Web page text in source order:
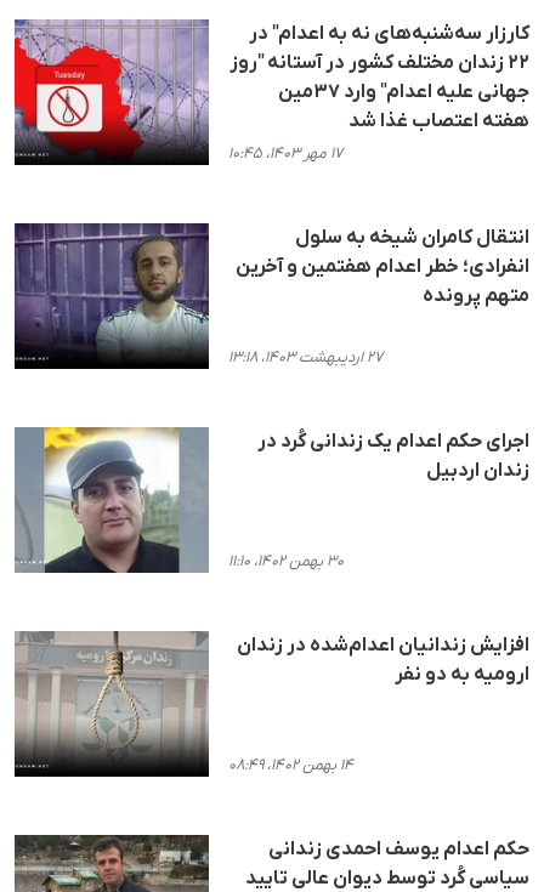
کارزار سه‌شنبه‌های نه به اعدام" در
۲۲ زندان مختلف کشور در آستانه "روز
جهانی علیه اعدام" وارد ۳۷مین
هفته اعتصاب غذا شد
۱۷ مهر ۱۴۰۳، ۱۰:۴۵
انتقال کامران شیخه به سلول
انفرادی؛ خطر اعدام هفتمین و آخرین
متهم پرونده
۲۷ اردیبهشت ۱۴۰۳، ۱۳:۱۸
اجرای حکم اعدام یک زندانی کُرد در
زندان اردبیل
۳۰ بهمن ۱۴۰۲، ۱۱:۱۰
افزایش زندانیان اعدام‌شده در زندان
ارومیه به دو نفر
۱۴ بهمن ۱۴۰۲، ۰۸:۴۹
حکم اعدام یوسف احمدی زندانی
سیاسی کُرد توسط دیوان عالی تایید